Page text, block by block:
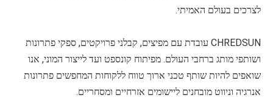
לצרכים בעולם האמיתי.
CHREDSUN עובדת עם מפיצים, קבלני פרויקטים, ספקי פתרונות
ושותפי מותג ברחבי העולם. מפיתוח קונספט ועד לייצור המוני, אנו
שואפים להיות שותף טכני ארוך טווח ללקוחות המחפשים פתרונות
אנרגיה וניווט מובחנים ליישומים אזרחיים ומסחריים.